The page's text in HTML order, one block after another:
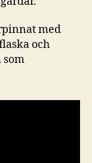
med
och
som